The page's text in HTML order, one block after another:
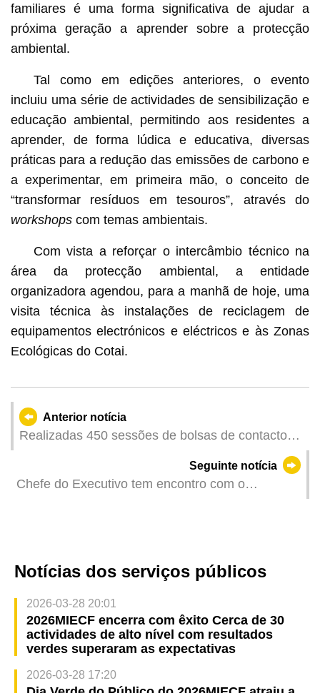
familiares é uma forma significativa de ajudar a
próxima geração a aprender sobre a protecção
ambiental.
Tal como em edições anteriores, o evento
incluiu uma série de actividades de sensibilização e
educação ambiental, permitindo aos residentes a
aprender, de forma lúdica e educativa, diversas
práticas para a redução das emissões de carbono e
a experimentar, em primeira mão, o conceito de
“transformar resíduos em tesouros”, através do
workshopscom temas ambientais.
Com vista a reforçar o intercâmbio técnico na
área da protecção ambiental, a entidade
organizadora agendou, para a manhã de hoje, uma
visita técnica às instalações de reciclagem de
equipamentos electrónicos e eléctricos e às Zonas
Ecológicas do Cotai.
Anterior notícia
Realizadas 450 sessões de bolsas de contacto
no 2025MIECF com oito empresas estabelecidas
Seguinte notícia
Chefe do Executivo tem encontro com o
Notícias dos serviços públicos
2026-03-28 20:01
2026MIECF encerra com êxito Cerca de 30
actividades de alto nível com resultados
verdes superaram as expectativas
2026-03-28 17:20